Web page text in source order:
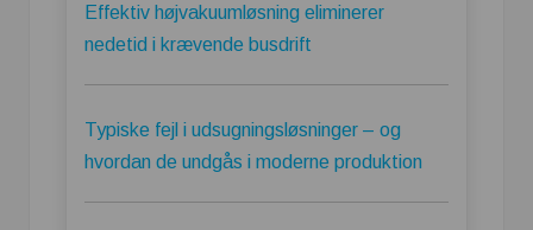
Effektiv højvakuumløsning eliminerer
nedetid i krævende busdrift
Typiske fejl i udsugningsløsninger – og
hvordan de undgås i moderne produktion